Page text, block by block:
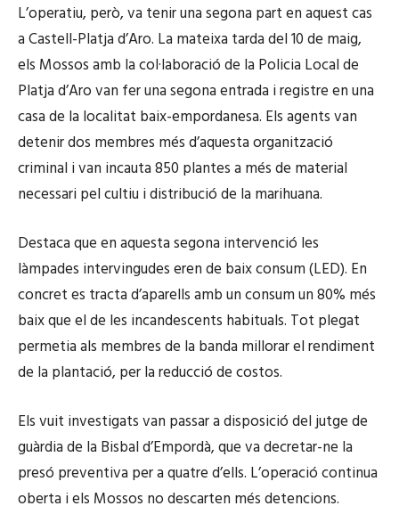
L’operatiu, però, va tenir una segona part en aquest cas
a Castell-Platja d’Aro. La mateixa tarda del 10 de maig,
els Mossos amb la col·laboració de la Policia Local de
Platja d’Aro van fer una segona entrada i registre en una
casa de la localitat baix-empordanesa. Els agents van
detenir dos membres més d’aquesta organització
criminal i van incauta 850 plantes a més de material
necessari pel cultiu i distribució de la marihuana.
Destaca que en aquesta segona intervenció les
làmpades intervingudes eren de baix consum (LED). En
concret es tracta d’aparells amb un consum un 80% més
baix que el de les incandescents habituals. Tot plegat
permetia als membres de la banda millorar el rendiment
de la plantació, per la reducció de costos.
Els vuit investigats van passar a disposició del jutge de
guàrdia de la Bisbal d’Empordà, que va decretar-ne la
presó preventiva per a quatre d’ells. L’operació continua
oberta i els Mossos no descarten més detencions.